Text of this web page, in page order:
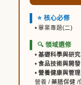
⭐ 核心必修
• 畢業專題(二)
🔍 領域選修
• 基礎科學與研究
• 食品技術與開發
• 營養健康與管理
營養 /藥膳保健 /